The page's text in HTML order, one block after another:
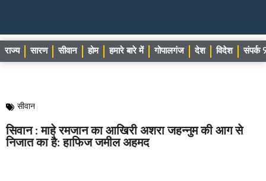
राज्य सारण सीवान होम हमारे बारे में गोपालगंज देश विदेश संपर्क
सीवान
सिवान : माहे रमजान का आखिरी अशरा जहन्नुम की आग से
निजात का है: हाफिज जमील अहमद